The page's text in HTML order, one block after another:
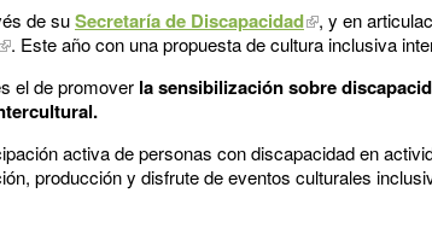
de suSecretaría de Discapacidad
, y en
. Este año con una propuesta de cultura inclusiva
el de promover la sensibilización sobre
activa de personas con discapacidad en
producción y disfrute de eventos culturales